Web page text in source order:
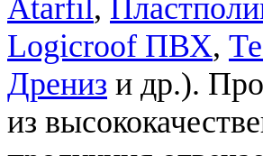
Atarfil,
Logicroof ПВХ,
Дрениз и др.).
из